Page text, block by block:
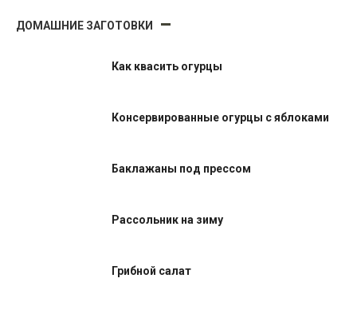
ДОМАШНИЕ ЗАГОТОВКИ
Как квасить огурцы
Консервированные огурцы с яблоками
Баклажаны под прессом
Рассольник на зиму
Грибной салат